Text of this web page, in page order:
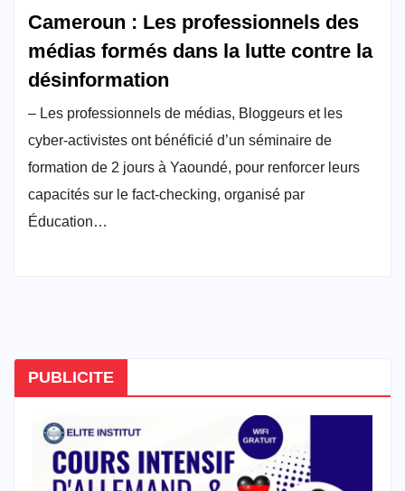
Cameroun : Les professionnels des
médias formés dans la lutte contre la
désinformation
– Les professionnels de médias, Bloggeurs et les
cyber-activistes ont bénéficié d’un séminaire de
formation de 2 jours à Yaoundé, pour renforcer leurs
capacités sur le fact-checking, organisé par
Éducation…
PUBLICITE